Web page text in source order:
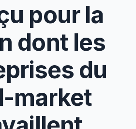
pour la
dont les
du
market